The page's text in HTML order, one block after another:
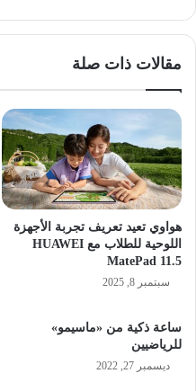
مقالات ذات صلة
هواوي تعيد تعريف تجربة الأجهزة
اللوحية للطلاب مع HUAWEI
MatePad 11.5
سبتمبر 8, 2025
ساعة ذكية من «ماسيمو»
للرياضيين
ديسمبر 27, 2022